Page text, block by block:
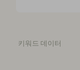
키워드 데이터